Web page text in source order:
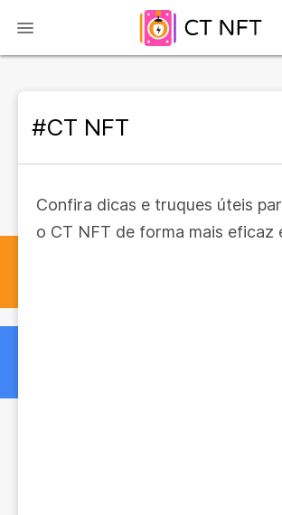
#CT NFT
Confira dicas e truques úteis
o CT NFT de forma mais eficaz